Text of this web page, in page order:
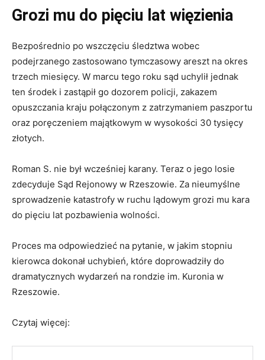
Grozi mu do pięciu lat więzienia
Bezpośrednio po wszczęciu śledztwa wobec
podejrzanego zastosowano tymczasowy areszt na okres
trzech miesięcy. W marcu tego roku sąd uchylił jednak
ten środek i zastąpił go dozorem policji, zakazem
opuszczania kraju połączonym z zatrzymaniem paszportu
oraz poręczeniem majątkowym w wysokości 30 tysięcy
złotych.
Roman S. nie był wcześniej karany. Teraz o jego losie
zdecyduje Sąd Rejonowy w Rzeszowie. Za nieumyślne
sprowadzenie katastrofy w ruchu lądowym grozi mu kara
do pięciu lat pozbawienia wolności.
Proces ma odpowiedzieć na pytanie, w jakim stopniu
kierowca dokonał uchybień, które doprowadziły do
dramatycznych wydarzeń na rondzie im. Kuronia w
Rzeszowie.
Czytaj więcej: